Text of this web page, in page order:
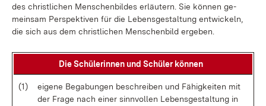
des christ­li­chen Men­schen­bil­des er­läu­tern. Sie kön­nen ge­
mein­sam Per­spek­ti­ven für die Le­bens­ge­stal­tung ent­wi­ckeln,
die sich aus dem christ­li­chen Men­schen­bild er­ge­ben.
Die Schü­le­rin­nen und Schü­ler kön­nen
(1)
ei­ge­ne Be­ga­bun­gen be­schrei­ben und Fä­hig­kei­ten mit
der Fra­ge nach ei­ner sinn­vol­len Le­bens­ge­stal­tung in